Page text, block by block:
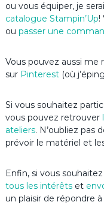
ou vous équiper, je
catalogue Stampin’Up!
ou passer une
Vous pouvez aussi me
sur Pinterest (où
Si vous souhaitez
vous pouvez retrouver
ateliers. N’oubliez pas
prévoir le matériel et
Enfin, si vous
tous les intérêtset
un plaisir de répondre